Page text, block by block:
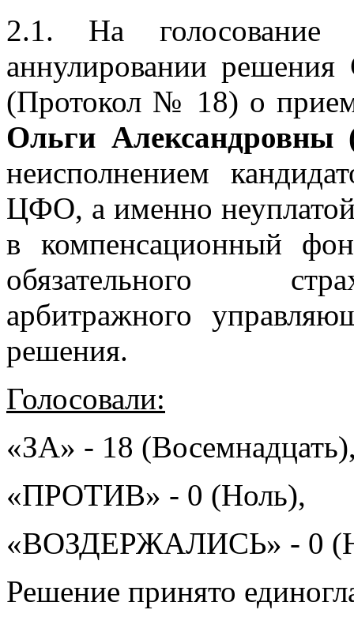
2.1. На голосование
аннулировании
(Протокол № 18) о
Ольги Александровны
неисполнением
ЦФО, а именно неуплатой
в компенсационный
обязательного
арбитражного
решения.
Голосовали:
«ЗА» - 18
«ПРОТИВ» - 0 (Ноль),
«ВОЗДЕРЖАЛИСЬ» - 0
Решение принято